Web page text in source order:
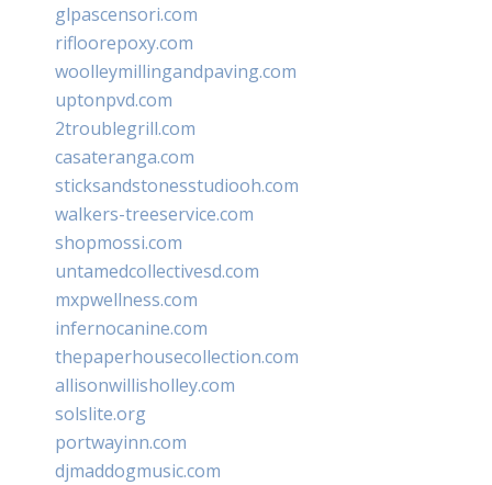
glpascensori.com
rifloorepoxy.com
woolleymillingandpaving.com
uptonpvd.com
2troublegrill.com
casateranga.com
sticksandstonesstudiooh.com
walkers-treeservice.com
shopmossi.com
untamedcollectivesd.com
mxpwellness.com
infernocanine.com
thepaperhousecollection.com
allisonwillisholley.com
solslite.org
portwayinn.com
djmaddogmusic.com